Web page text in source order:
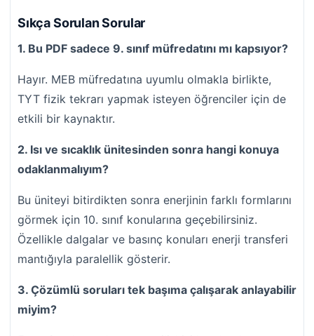
Sıkça Sorulan Sorular
1. Bu PDF sadece 9. sınıf müfredatını mı kapsıyor?
Hayır. MEB müfredatına uyumlu olmakla birlikte,
TYT fizik tekrarı yapmak isteyen öğrenciler için de
etkili bir kaynaktır.
2. Isı ve sıcaklık ünitesinden sonra hangi konuya
odaklanmalıyım?
Bu üniteyi bitirdikten sonra enerjinin farklı formlarını
görmek için 10. sınıf konularına geçebilirsiniz.
Özellikle dalgalar ve basınç konuları enerji transferi
mantığıyla paralellik gösterir.
3. Çözümlü soruları tek başıma çalışarak anlayabilir
miyim?